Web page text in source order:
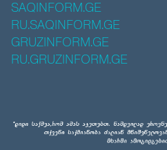
SAQINFORM.GE
RU.SAQINFORM.GE
GRUZINFORM.GE
RU.GRUZINFORM.GE